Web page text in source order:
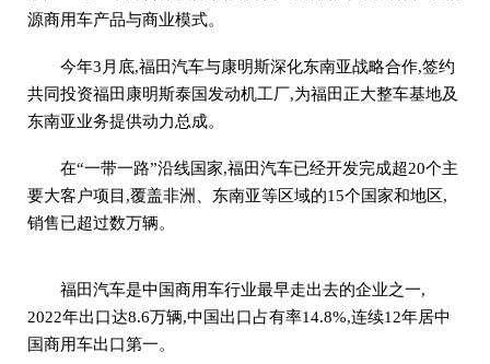
源商用车产品与商业模式。
今年3月底,福田汽车与康明斯深化东南亚战略合作,签约
共同投资福田康明斯泰国发动机工厂,为福田正大整车基地及
东南亚业务提供动力总成。
在“一带一路”沿线国家,福田汽车已经开发完成超20个主
要大客户项目,覆盖非洲、东南亚等区域的15个国家和地区,
销售已超过数万辆。
福田汽车是中国商用车行业最早走出去的企业之一,
2022年出口达8.6万辆,中国出口占有率14.8%,连续12年居中
国商用车出口第一。